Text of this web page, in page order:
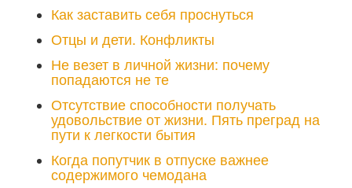
Как заставить себя проснуться
Отцы и дети. Конфликты
Не везет в личной жизни: почему
попадаются не те
Отсутствие способности получать
удовольствие от жизни. Пять преград на
пути к легкости бытия
Когда попутчик в отпуске важнее
содержимого чемодана